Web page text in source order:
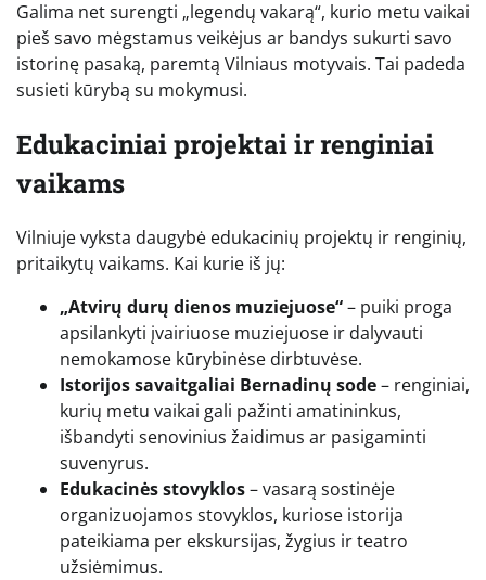
Galima net surengti „legendų vakarą“, kurio metu vaikai
pieš savo mėgstamus veikėjus ar bandys sukurti savo
istorinę pasaką, paremtą Vilniaus motyvais. Tai padeda
susieti kūrybą su mokymusi.
Edukaciniai projektai ir renginiai
vaikams
Vilniuje vyksta daugybė edukacinių projektų ir renginių,
pritaikytų vaikams. Kai kurie iš jų:
„Atvirų durų dienos muziejuose“– puiki proga
apsilankyti įvairiuose muziejuose ir dalyvauti
nemokamose kūrybinėse dirbtuvėse.
Istorijos savaitgaliai Bernadinų sode– renginiai,
kurių metu vaikai gali pažinti amatininkus,
išbandyti senovinius žaidimus ar pasigaminti
suvenyrus.
Edukacinės stovyklos– vasarą sostinėje
organizuojamos stovyklos, kuriose istorija
pateikiama per ekskursijas, žygius ir teatro
užsiėmimus.